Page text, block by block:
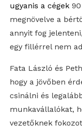
ugyanis a cégek
megnövelve a
annyit fog
egy fillérrel nem
Fata László és
hogy a jövőben
csinálni és
munkavállalókat,
vezetőknek